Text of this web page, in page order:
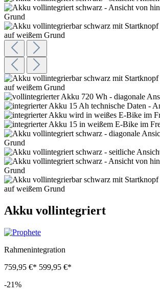
Akku vollintegriert
Rahmenintegration
759,95 €* 599,95 €*
-21%